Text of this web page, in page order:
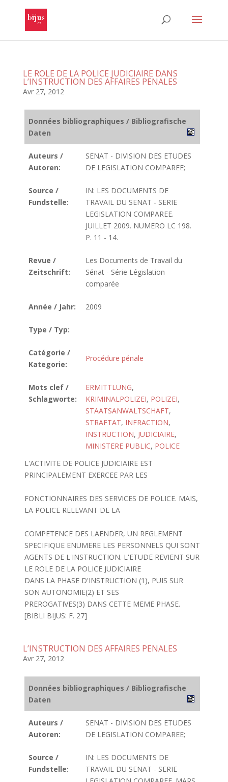
LE ROLE DE LA POLICE JUDICIAIRE DANS
L’INSTRUCTION DES AFFAIRES PENALES
Avr 27, 2012
Données bibliographiques / Bibliografische
Daten
Auteurs /
Autoren:
SENAT - DIVISION DES ETUDES
DE LEGISLATION COMPAREE;
Source /
Fundstelle:
IN: LES DOCUMENTS DE
TRAVAIL DU SENAT - SERIE
LEGISLATION COMPAREE.
JUILLET 2009. NUMERO LC 198.
P. 11 - 14.
Revue /
Zeitschrift:
Les Documents de Travail du
Sénat - Série Législation
comparée
Année / Jahr: 2009
Type / Typ:
Catégorie /
Kategorie:
Procédure pénale
Mots clef /
Schlagworte:
ERMITTLUNG,
KRIMINALPOLIZEI, POLIZEI,
STAATSANWALTSCHAFT,
STRAFTAT, INFRACTION,
INSTRUCTION, JUDICIAIRE,
MINISTERE PUBLIC, POLICE
L'ACTIVITE DE POLICE JUDICIAIRE EST
PRINCIPALEMENT EXERCEE PAR LES
FONCTIONNAIRES DES SERVICES DE POLICE. MAIS,
LA POLICE RELEVANT DE LA
COMPETENCE DES LAENDER, UN REGLEMENT
SPECIFIQUE ENUMERE LES PERSONNELS QUI SONT
AGENTS DE L'INSTRUCTION. L'ETUDE REVIENT SUR
LE ROLE DE LA POLICE JUDICIAIRE
DANS LA PHASE D'INSTRUCTION (1), PUIS SUR
SON AUTONOMIE(2) ET SES
PREROGATIVES(3) DANS CETTE MEME PHASE.
[BIBLI BIJUS: F. 27]
L’INSTRUCTION DES AFFAIRES PENALES
Avr 27, 2012
Données bibliographiques / Bibliografische
Daten
Auteurs /
Autoren:
SENAT - DIVISION DES ETUDES
DE LEGISLATION COMPAREE;
Source /
Fundstelle:
IN: LES DOCUMENTS DE
TRAVAIL DU SENAT - SERIE